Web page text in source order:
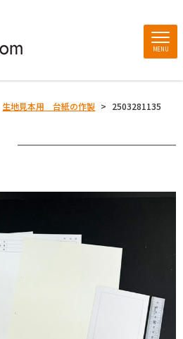
MENU
生地見本用 台紙の作製 > 2503281135